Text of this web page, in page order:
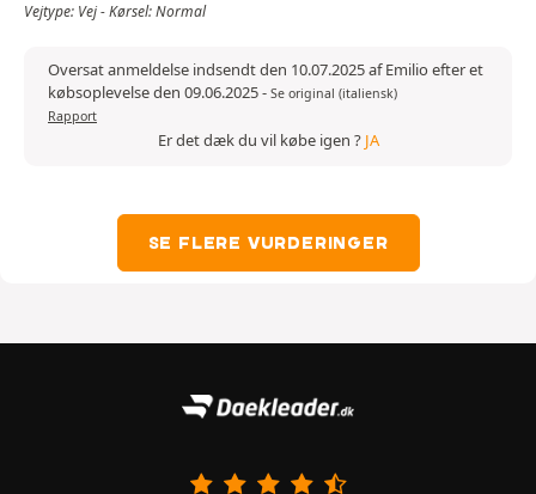
Vejtype: Vej - Kørsel: Normal
Oversat anmeldelse indsendt den 10.07.2025 af Emilio efter et
købsoplevelse den 09.06.2025- Se original (italiensk)
Rapport
Er det dæk du vil købe igen ? JA
SE FLERE VURDERINGER